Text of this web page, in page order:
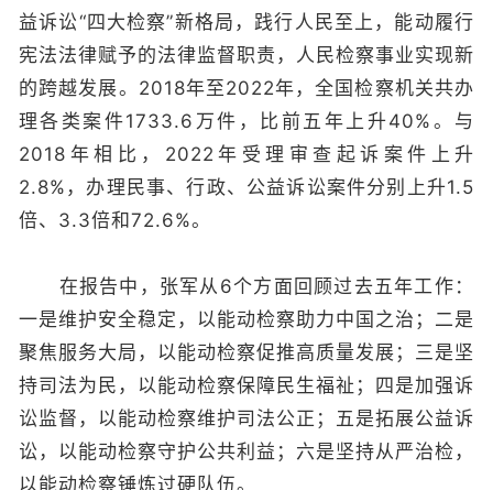
益诉讼“四大检察”新格局，践行人民至上，能动履行
宪法法律赋予的法律监督职责，人民检察事业实现新
的跨越发展。2018年至2022年，全国检察机关共办
理各类案件1733.6万件，比前五年上升40%。与
2018年相比，2022年受理审查起诉案件上升
2.8%，办理民事、行政、公益诉讼案件分别上升1.5
倍、3.3倍和72.6%。
在报告中，张军从6个方面回顾过去五年工作：
一是维护安全稳定，以能动检察助力中国之治；二是
聚焦服务大局，以能动检察促推高质量发展；三是坚
持司法为民，以能动检察保障民生福祉；四是加强诉
讼监督，以能动检察维护司法公正；五是拓展公益诉
讼，以能动检察守护公共利益；六是坚持从严治检，
以能动检察锤炼过硬队伍。